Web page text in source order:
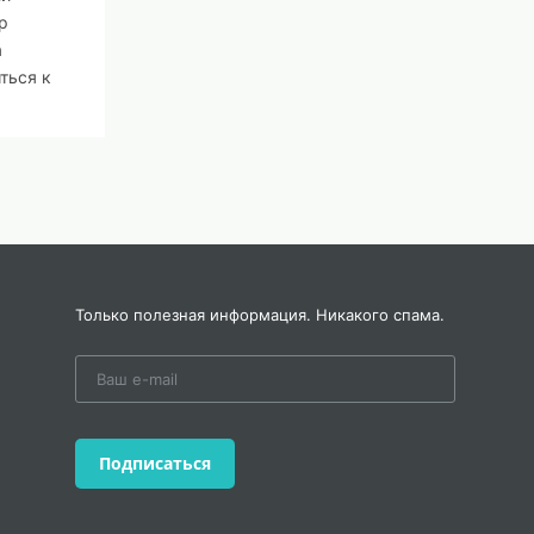
к
Только полезная информация. Никакого спама.
Подписаться